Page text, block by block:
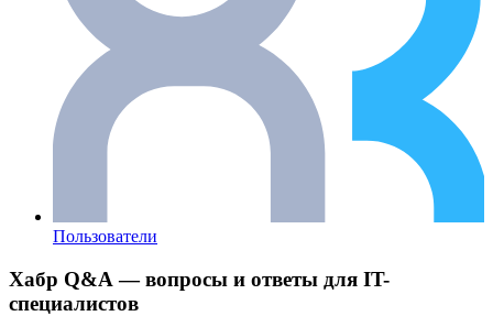
Пользователи
Хабр Q&A — вопросы и ответы для IT-
специалистов